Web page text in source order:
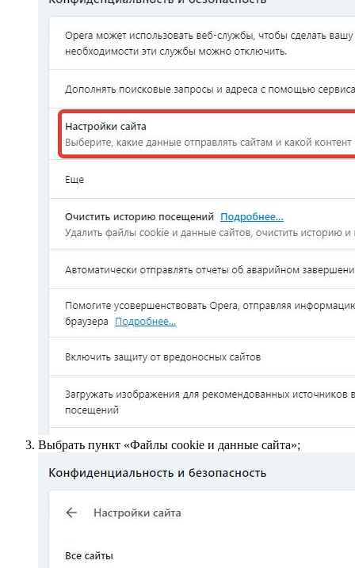
Выбрать пункт «Файлы сookie и данные сайта»;